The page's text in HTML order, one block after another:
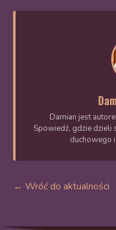
Damian jest
Spowiedź, gdzie dzieli
duchowego
← Wróć do aktualności